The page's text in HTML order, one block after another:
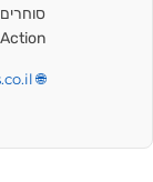
Action וניהול סיכונים.
🌐 addiction2success.co.il